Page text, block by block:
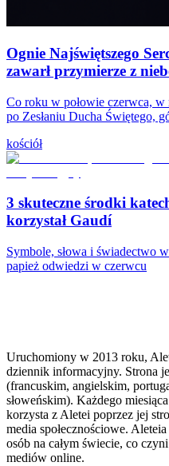
Ognie Najświętszego
zawarł przymierze z
Co roku w połowie czerwca, w
po Zesłaniu Ducha Świętego,
kościół
3 skuteczne środki
korzystał Gaudí
Symbole, słowa i świadectwo
papież odwiedzi w czerwcu
Uruchomiony w 2013 roku,
dziennik informacyjny. Strona
(francuskim, angielskim,
słoweńskim). Każdego
korzysta z Aletei poprzez jej
media społecznościowe.
osób na całym świecie, co
mediów online.